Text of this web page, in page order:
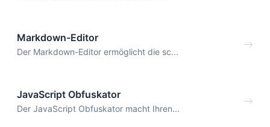
Markdown-Editor
Der Markdown-Editor ermöglicht die sc...
JavaScript Obfuskator
Der JavaScript Obfuskator macht Ihren...